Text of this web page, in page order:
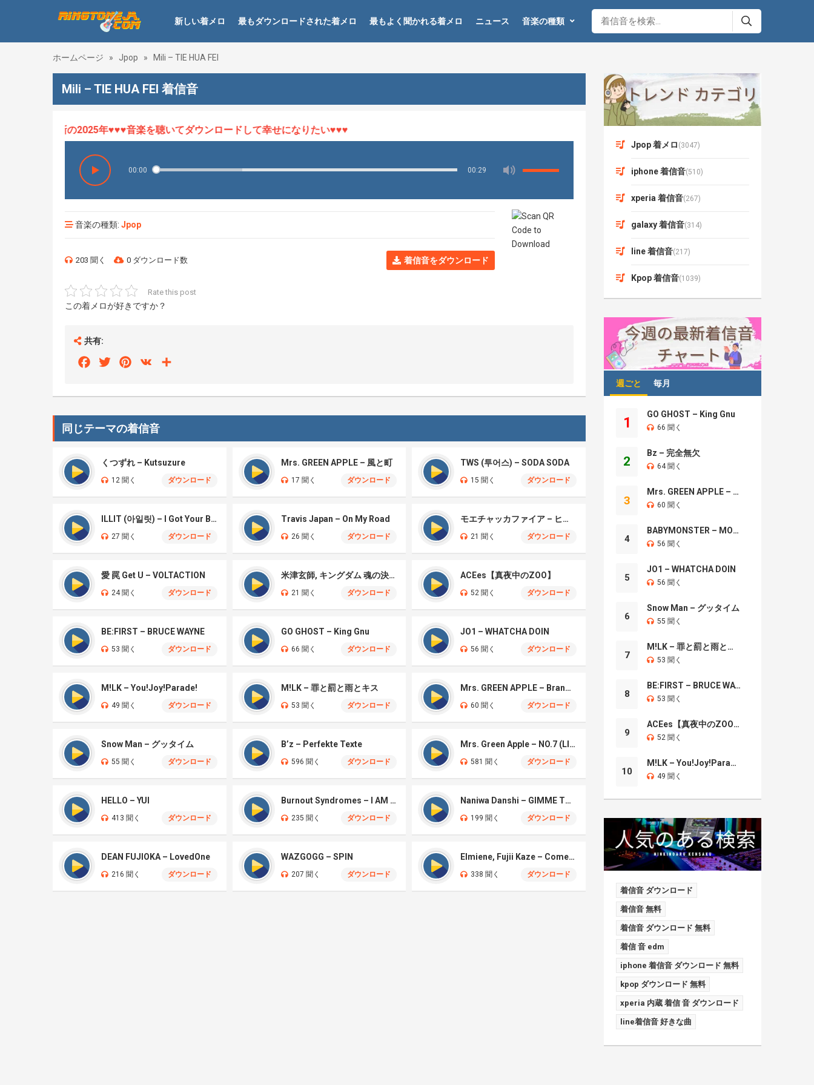
新しい着メロ 最もダウンロードされた着メロ 最もよく聞かれる着メロ ニュース 音楽の種類
ホームページ » Jpop » Mili – TIE HUA FEI
Mili – TIE HUA FEI 着信音
、最新の2025年♥♥♥音楽を聴いてダウンロードして幸せになりたい♥♥♥
00:00 00:29
音楽の種類: Jpop
203 聞く 0 ダウンロード数 着信音をダウンロード
Rate this post
この着メロが好きですか？
共有:
FacebookTwitterPinterest
VK
同じテーマの着信音
くつずれ – Kutsuzure
12 聞く ダウンロード
Mrs. GREEN APPLE – 風と町
17 聞く ダウンロード
TWS (투어스) – SODA SODA
15 聞く ダウンロード
ILLIT (아일릿) – I Got Your Back
27 聞く ダウンロード
Travis Japan – On My Road
26 聞く ダウンロード
モエチャッカファイア – ヒューゴ、狛野真斗、ライト、セヴェリアン (Cover )
21 聞く ダウンロード
愛 罠 Get U – VOLTACTION
24 聞く ダウンロード
米津玄師, キングダム 魂の決戦 – 公開記念PV
21 聞く ダウンロード
ACEes【真夜中のZOO】
52 聞く ダウンロード
BE:FIRST – BRUCE WAYNE
53 聞く ダウンロード
GO GHOST – King Gnu
66 聞く ダウンロード
JO1 – WHATCHA DOIN
56 聞く ダウンロード
M!LK – You!Joy!Parade!
49 聞く ダウンロード
M!LK – 罪と罰と雨とキス
53 聞く ダウンロード
Mrs. GREEN APPLE – Brand New
60 聞く ダウンロード
Snow Man – グッタイム
55 聞く ダウンロード
B’z – Perfekte Texte
596 聞く ダウンロード
Mrs. Green Apple – NO.7 (LIVE)
581 聞く ダウンロード
HELLO – YUI
413 聞く ダウンロード
Burnout Syndromes – I AM A HERO
235 聞く ダウンロード
Naniwa Danshi – GIMME THE DAY
199 聞く ダウンロード
DEAN FUJIOKA – LovedOne
216 聞く ダウンロード
WAZGOGG – SPIN
207 聞く ダウンロード
Elmiene, Fujii Kaze – Comets Gold
338 聞く ダウンロード
Jpop 着メロ (3047)
iphone 着信音(510)
xperia 着信音(267)
galaxy 着信音(314)
line 着信音(217)
Kpop 着信音(1039)
週ごと 毎月
1
GO GHOST – King Gnu
66 聞く
2
Bz – 完全無欠
64 聞く
3
Mrs. GREEN APPLE – Brand New
60 聞く
4
BABYMONSTER – MOON
56 聞く
5
JO1 – WHATCHA DOIN
56 聞く
6
Snow Man – グッタイム
55 聞く
7
M!LK – 罪と罰と雨とキス
53 聞く
8
BE:FIRST – BRUCE WAYNE
53 聞く
9
ACEes【真夜中のZOO】
52 聞く
10
M!LK – You!Joy!Parade!
49 聞く
着信音 ダウンロード
着信音 無料
着信音 ダウンロード 無料
着信 音 edm
iphone 着信音 ダウンロード 無料
kpop ダウンロード 無料
xperia 内蔵 着信 音 ダウンロード
line着信音 好きな曲